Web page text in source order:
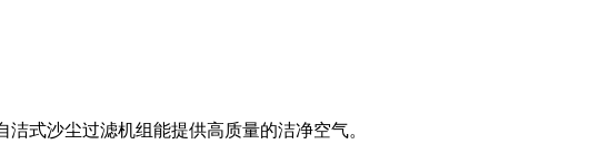
式沙尘过滤机组能提供高质量的洁净空气。